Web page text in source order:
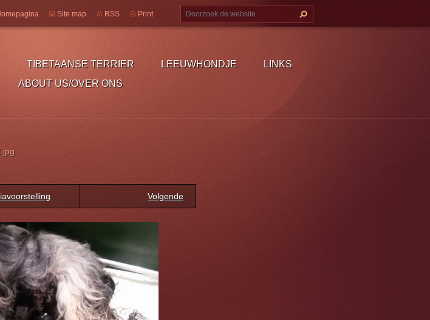
TIBETAANSE TERRIER LEEUWHONDJE
LINKS
ABOUT US/OVER ONS
Site map RSS Print
Volgende